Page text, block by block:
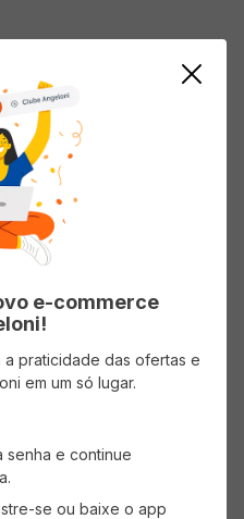
de1
produtos
descontos
e-commerce
praticidade das ofertas e
em um só lugar.
senha e continue
se ou baixe o app